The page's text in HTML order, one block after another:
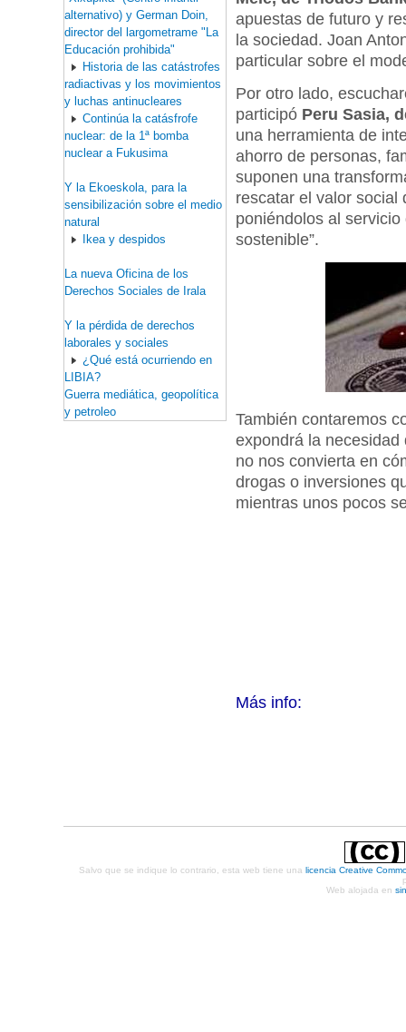
alternativo) y German Doin,
director del largometrame "La
Educación prohibida"
Historia de las catástrofes
radiactivas y los movimientos
y luchas antinucleares
Continúa la catásfrofe
nuclear: de la 1ª bomba
nuclear a Fukusima
Y la Ekoeskola, para la
sensibilización sobre el medio
natural
Ikea y despidos
La nueva Oficina de los
Derechos Sociales de Irala
Y la pérdida de derechos
laborales y sociales
¿Qué está ocurriendo en
LIBIA?
Guerra mediática, geopolítica
y petroleo
apuestas de futuro y
la sociedad. Joan
particular sobre el
Por otro lado,
participó Peru Sasia,
una herramienta de
ahorro de personas,
suponen una
rescatar el valor social
poniéndolos al
sostenible”.
También contaremos
expondrá la
no nos convierta en
drogas o inversiones
mientras unos pocos
Más info:
Salvo que se indique lo contrario, esta web tiene una licencia Creative
Web alojada en